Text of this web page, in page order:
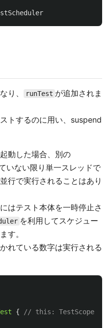
り、 runTest が追加されま
トするのに用い、suspend
動した場合、別の
いない限り単一スレッドで
行で実行されることはあり
はテスト本体を一時停止さ
を利用してスケジュー
す。
れている数字は実行される
{
// this: TestScope